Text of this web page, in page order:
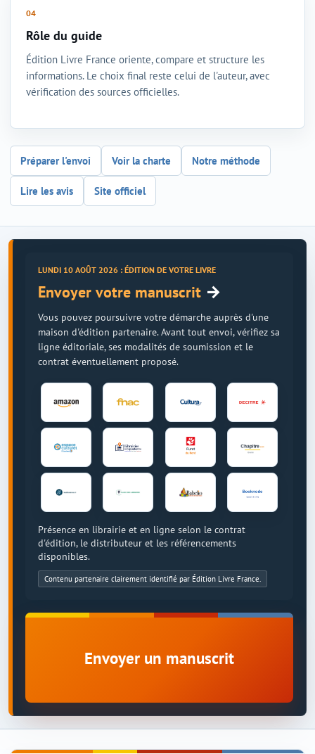
Rôle du guide
Édition Livre France oriente, compare et structure les
informations. Le choix final reste celui de l'auteur, avec
vérification des sources officielles.
Préparer l'envoi Voir la charte Notre méthode
Lire les avis Site officiel
LUNDI 10 AOÛT 2026 : ÉDITION DE VOTRE LIVRE
Envoyer votre manuscrit →
Vous pouvez poursuivre votre démarche auprès d'une
maison d'édition partenaire. Avant tout envoi, vérifiez sa
ligne éditoriale, ses modalités de soumission et le
contrat éventuellement proposé.
Présence en librairie et en ligne selon le contrat
d'édition, le distributeur et les référencements
disponibles.
Contenu partenaire clairement identifié par Édition Livre France.
Envoyer un manuscrit